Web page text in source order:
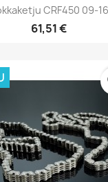
CRF450 09-16
61,51 €